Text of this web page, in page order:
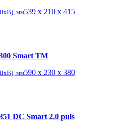
мм539 x 210 x 415
Smart TM
мм590 x 230 x 380
DC Smart 2.0 puls